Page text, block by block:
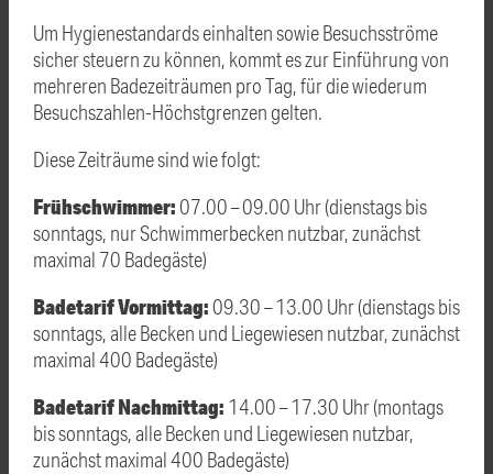
Um Hygienestandards einhalten sowie Besuchsströme
sicher steuern zu können, kommt es zur Einführung von
mehreren Badezeiträumen pro Tag, für die wiederum
Besuchszahlen-Höchstgrenzen gelten.
Diese Zeiträume sind wie folgt:
Frühschwimmer:07.00 – 09.00 Uhr (dienstags bis
sonntags, nur Schwimmerbecken nutzbar, zunächst
maximal 70 Badegäste)
Badetarif Vormittag:09.30 – 13.00 Uhr (dienstags bis
sonntags, alle Becken und Liegewiesen nutzbar, zunächst
maximal 400 Badegäste)
Badetarif Nachmittag: 14.00 – 17.30 Uhr (montags
bis sonntags, alle Becken und Liegewiesen nutzbar,
zunächst maximal 400 Badegäste)